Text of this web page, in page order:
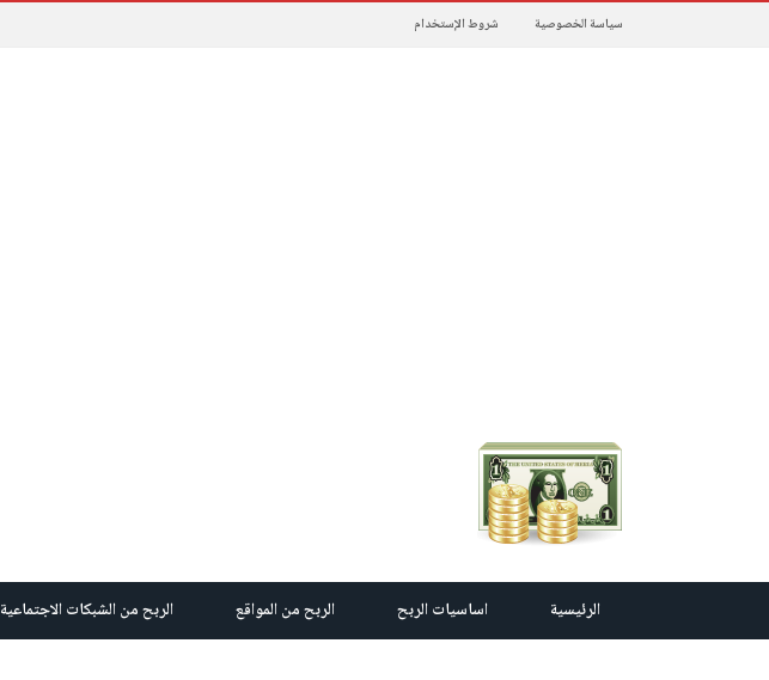
سياسة الخصوصية شروط الإستخدام
الرئيسية اساسيات الربح الربح من المواقع الربح من الشبكات الاجتماعية